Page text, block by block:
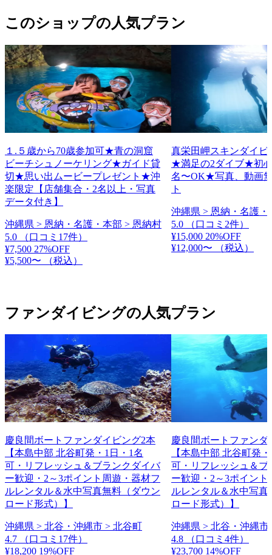
このショップの人気プラン
１.５歳から70歳参加可★青の洞窟
ビーチシュノーケリング★ガイド貸
切★思い出ムービープレゼント★沖
楽限定【店舗集合・2名以上・写真
データ付き】
沖縄県 > 恩納・名護・本部 > 恩納村
5.0
（口コミ17件）
¥7,500 27%OFF
¥5,500〜
（税込）
真栄田岬スキンダイビ
★満足の2ダイブ★初
名〜OK★写真、動画
ト
沖縄県 > 恩納・名護・
5.0
（口コミ2件）
¥15,000 20%OFF
¥12,000〜
（税込）
ファンダイビングの人気プラン
慶良間ボートファンダイビング2本
【本島中部 北谷町発・1日・1名
可・リフレッシュ＆ブランクダイバ
ー歓迎・2～3ポイント周遊・器材フ
ルレンタル＆水中写真無料（ダウン
ロード形式）】
沖縄県 > 北谷・沖縄市 > 北谷町
4.7
（口コミ17件）
¥18,200 19%OFF
慶良間ボートファンダ
【本島中部 北谷町発
可・リフレッシュ＆ブ
ー歓迎・2～3ポイント
ルレンタル＆水中写真
ロード形式）】
沖縄県 > 北谷・沖縄市
4.8
（口コミ4件）
¥23,700 14%OFF